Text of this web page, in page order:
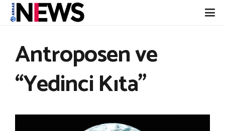
Antroposen ve
“Yedinci Kıta”